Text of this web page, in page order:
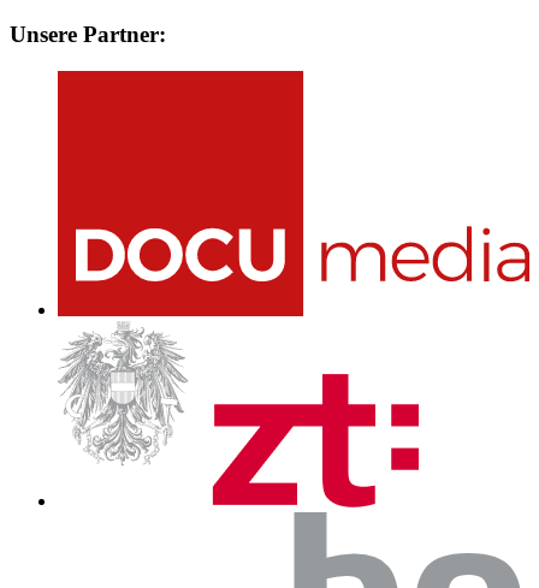
Unsere Partner: